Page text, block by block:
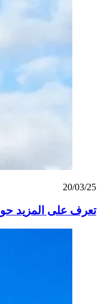
20/03/25
تعرف على المزيد